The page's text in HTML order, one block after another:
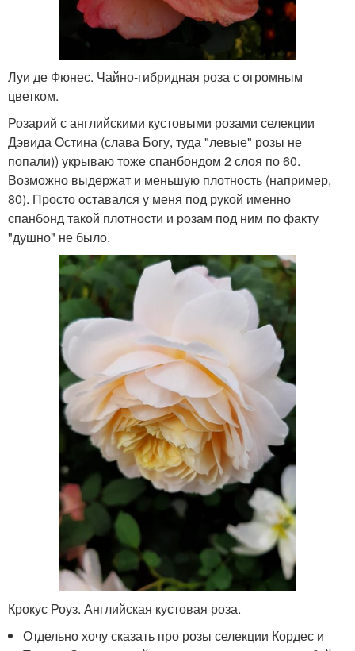
Луи де Фюнес. Чайно-гибридная роза с огромным
цветком.
Розарий с английскими кустовыми розами селекции
Дэвида Остина (слава Богу, туда "левые" розы не
попали)) укрываю тоже спанбондом 2 слоя по 60.
Возможно выдержат и меньшую плотность (например,
80). Просто оставался у меня под рукой именно
спанбонд такой плотности и розам под ним по факту
"душно" не было.
Крокус Роуз. Английская кустовая роза.
Отдельно хочу сказать про розы селекции Кордес и